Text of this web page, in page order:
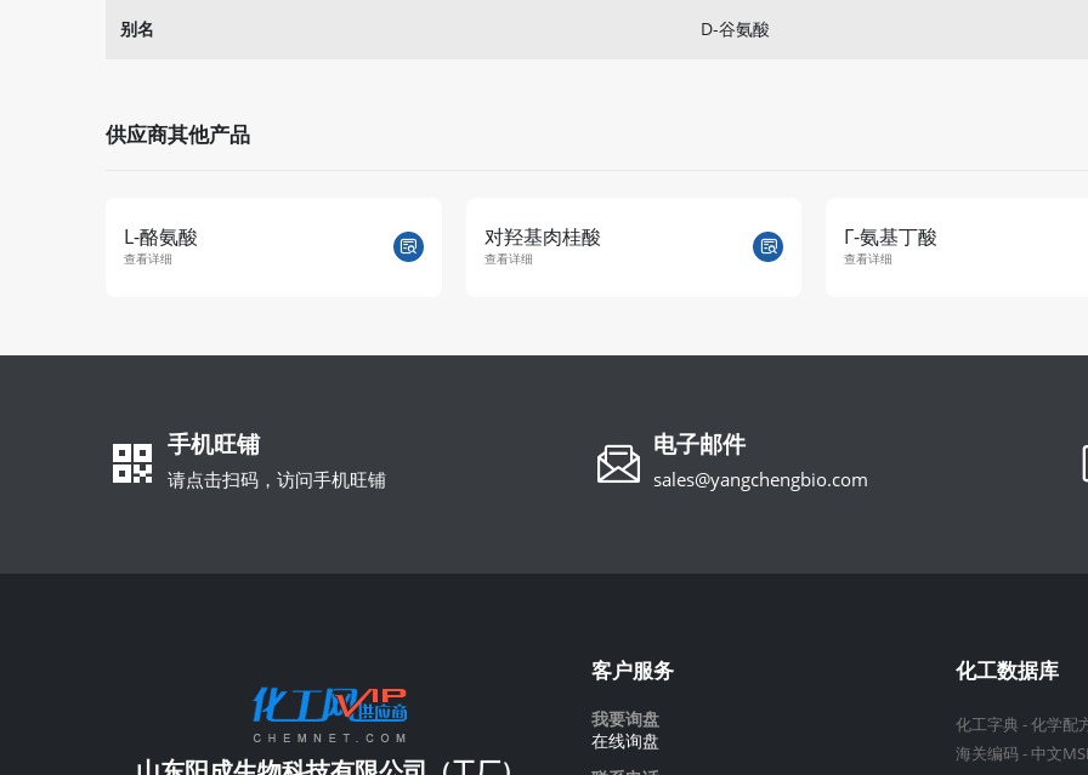
别名 D-谷氨酸
供应商其他产品
L-酪氨酸
查看详细
对羟基肉桂酸
查看详细
Γ-氨基丁酸
查看详细
手机旺铺
请点击扫码，访问手机旺铺
电子邮件
sales@yangchengbio.com
客户服务
我要询盘
在线询盘
化工数据库
化工字典 -化学配
海关编码- 中文